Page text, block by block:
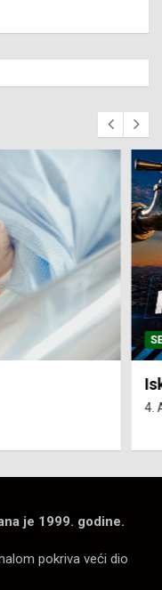
je 1999. godine.
pokriva veći dio